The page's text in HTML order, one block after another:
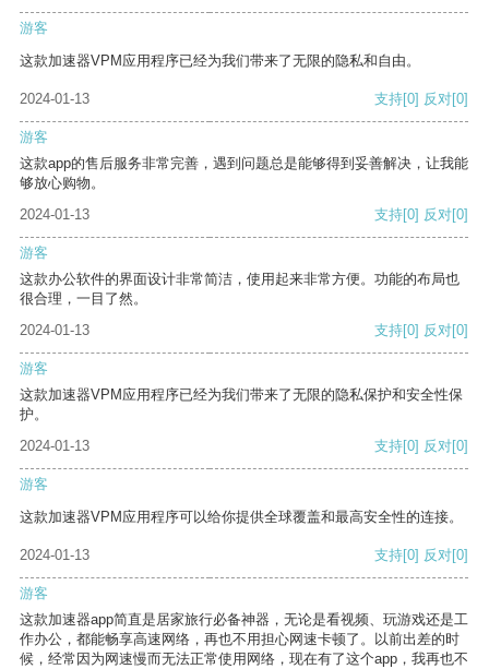
游客
这款加速器VPM应用程序已经为我们带来了无限的隐私和自由。
2024-01-13 支持[0] 反对[0]
游客
这款app的售后服务非常完善，遇到问题总是能够得到妥善解决，让我能
够放心购物。
2024-01-13
支持[0] 反对[0]
游客
这款办公软件的界面设计非常简洁，使用起来非常方便。功能的布局也
很合理，一目了然。
2024-01-13
支持[0] 反对[0]
游客
这款加速器VPM应用程序已经为我们带来了无限的隐私保护和安全性保
护。
2024-01-13
支持[0] 反对[0]
游客
这款加速器VPM应用程序可以给你提供全球覆盖和最高安全性的连接。
2024-01-13 支持[0] 反对[0]
游客
这款加速器app简直是居家旅行必备神器，无论是看视频、玩游戏还是工
作办公，都能畅享高速网络，再也不用担心网速卡顿了。以前出差的时
候，经常因为网速慢而无法正常使用网络，现在有了这个app，我再也不